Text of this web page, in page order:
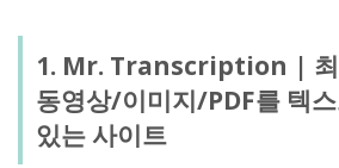
1. Mr. Transcription | 최
동영상/이미지/PDF를 텍
있는 사이트